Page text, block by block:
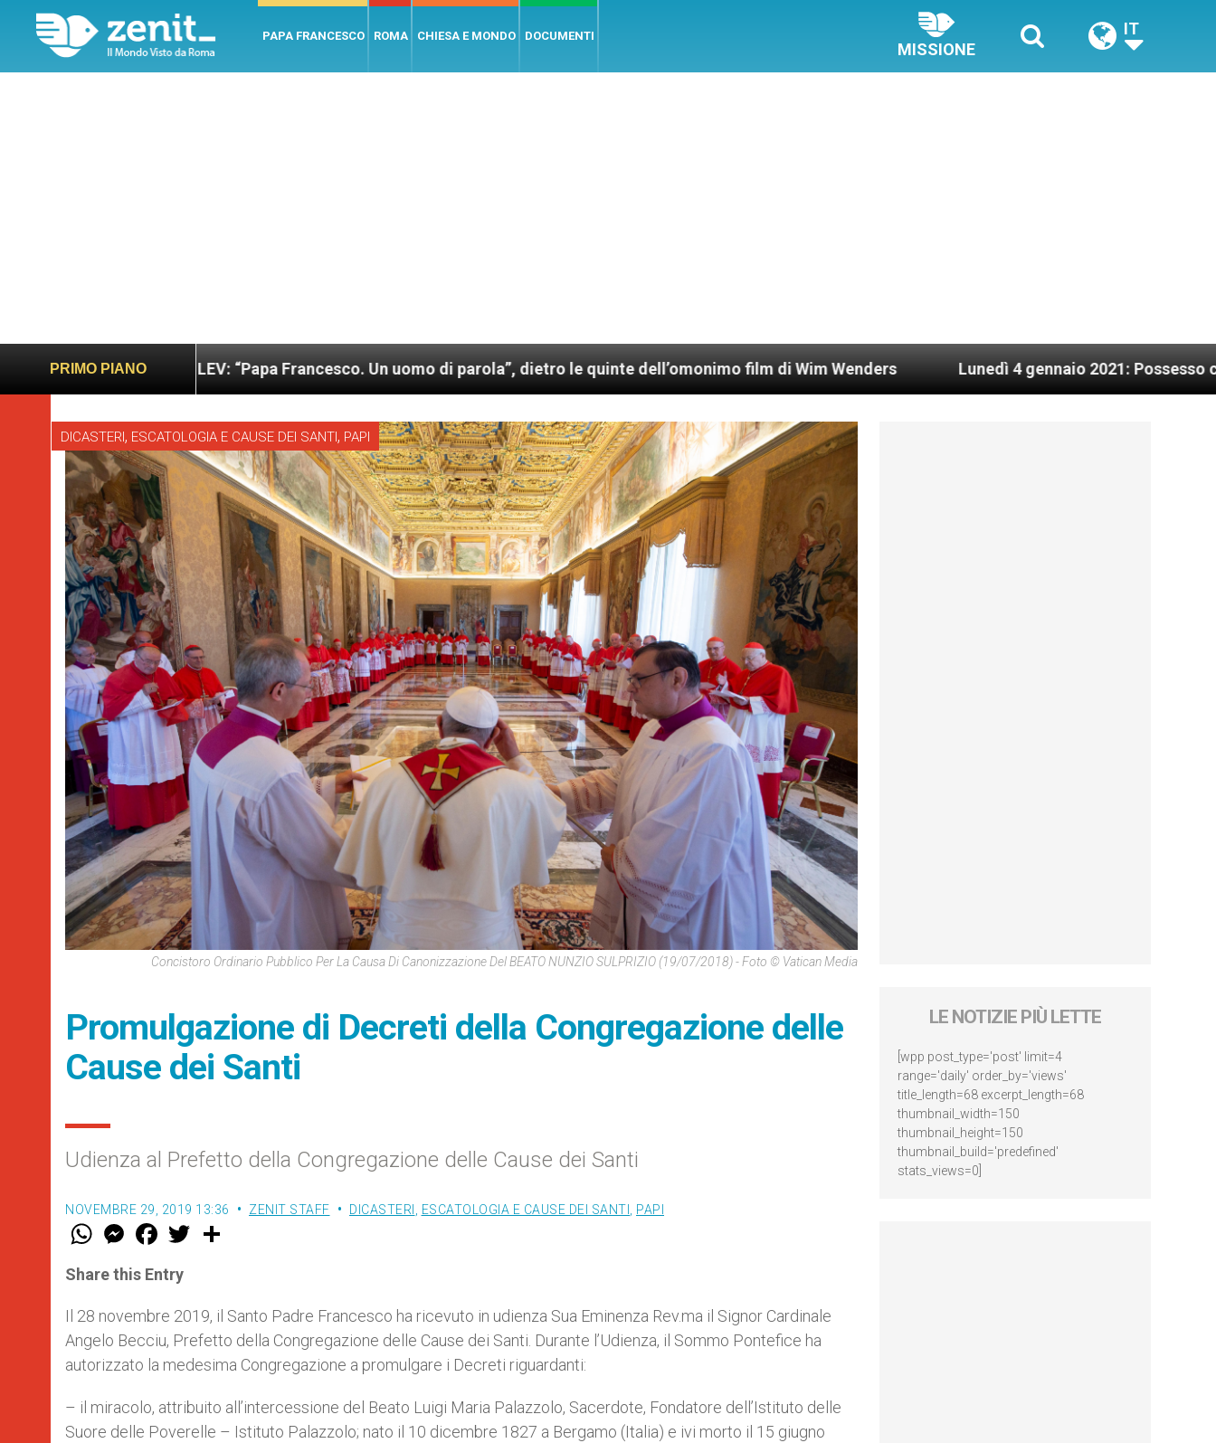
PAPA FRANCESCO ROMA CHIESA E MONDO DOCUMENTI
MISSIONE
IT
PRIMO PIANO
LEV: “Papa Francesco. Un uomo di parola”, dietro le quinte dell’omonimo film di Wim Wenders Lunedì 4 gennaio 2021: Possesso cardinalizio
DICASTERI, ESCATOLOGIA E CAUSE DEI SANTI, PAPI
Concistoro Ordinario Pubblico Per La Causa Di Canonizzazione Del BEATO NUNZIO SULPRIZIO (19/07/2018) - Foto © Vatican Media
Promulgazione di Decreti della Congregazione delle
Cause dei Santi
Udienza al Prefetto della Congregazione delle Cause dei Santi
NOVEMBRE 29, 2019 13:36 ZENIT STAFF DICASTERI ESCATOLOGIA E CAUSE DEI SANTI PAPI
W
t
s
p
p
M
e
s
e
g
e
r
F
a
e
b
o
k
w
r
Share this Entry
Il 28 novembre 2019, il Santo Padre Francesco ha ricevuto in udienza Sua Eminenza Rev.ma il Signor Cardinale
Angelo Becciu, Prefetto della Congregazione delle Cause dei Santi. Durante l’Udienza, il Sommo Pontefice ha
autorizzato la medesima Congregazione a promulgare i Decreti riguardanti:
– il miracolo, attribuito all’intercessione del Beato Luigi Maria Palazzolo, Sacerdote, Fondatore dell’Istituto delle
Suore delle Poverelle – Istituto Palazzolo; nato il 10 dicembre 1827 a Bergamo (Italia) e ivi morto il 15 giugno
LE NOTIZIE PIÙ LETTE
[wpp post_type='post' limit=4
range='daily' order_by='views'
title_length=68 excerpt_length=68
thumbnail_width=150
thumbnail_height=150
thumbnail_build='predefined'
stats_views=0]